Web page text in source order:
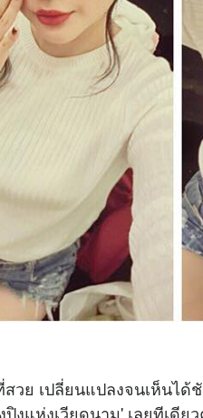
เปลี่ยนแปลงจนเห็นได้ชั
งแห่งเวียดนาม' เลยทีเดียว